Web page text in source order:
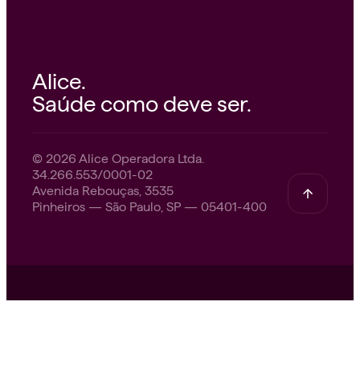
Alice.
Saúde como deve ser.
© 2026 Alice Operadora Ltda.
34.266.553/0001-02
Avenida Rebouças, 3535
Pinheiros — São Paulo, SP — 05401-400